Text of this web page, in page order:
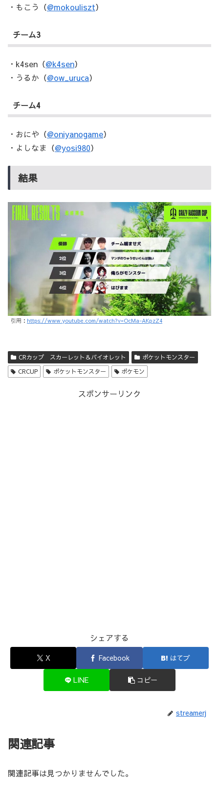
・もこう（@mokouliszt）
チーム3
・k4sen（@k4sen）
・うるか（@ow_uruca）
チーム4
・おにや（@oniyanogame）
・よしなま（@yosi980）
結果
引用： https://www.youtube.com/watch?v=OcMa-AKpzZ4
CRカップ スカーレット＆バイオレット
ポケットモンスター
CRCUP
ポケットモンスター ポケモン
スポンサーリンク
シェアする
X Facebook はてブ
LINE コピー
streamerj
関連記事
関連記事は見つかりませんでした。